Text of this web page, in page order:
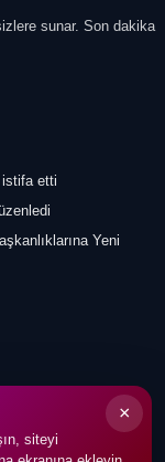
sunar. Son dakika
istifa etti
Yeni
×
siteyi